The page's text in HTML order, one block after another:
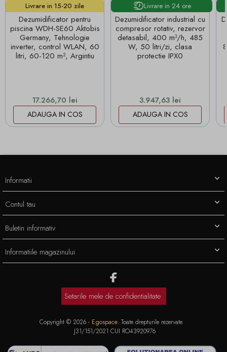
Livrare in 15-20 zile
lucrătoare!
Dezumidificator pentru
piscina WDH-SE60 Aktobis
Germany, Tehnologie
inverter, control WLAN, 60
litri, 60-120 m², Argintiu
Pret
17.266,70 lei
ADAUGA IN COS
Livrare in 24 ore
Dezumidificator industrial cu
compresor rotativ, rezervor
detasabil, 400 m³/h, 485
W, 50 litri/zi, clasa
protectie IPX0
Pret
3.947,63 lei
ADAUGA IN COS
Informatiile magazinului
Informatii
Contul tau
Buletin informativ
Setarile mele de confidentialitate
Copyright © 2026 - Egospace. Toate drepturile rezervate.
J31/151/2021 CUI RO43920976